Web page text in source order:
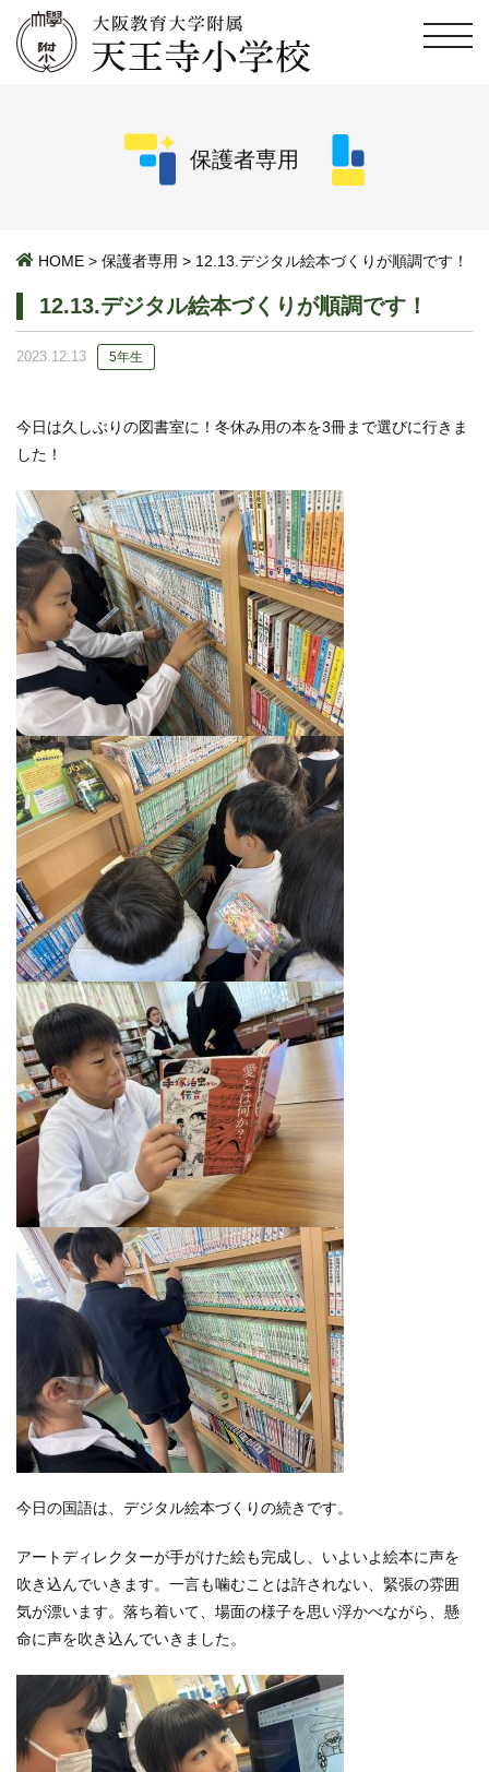
保護者専用
HOME > 保護者専用 > 12.13.デジタル絵本づくりが順調です！
12.13.デジタル絵本づくりが順調です！
2023.12.13 5年生
今日は久しぶりの図書室に！冬休み用の本を3冊まで選びに行きま
した！
今日の国語は、デジタル絵本づくりの続きです。
アートディレクターが手がけた絵も完成し、いよいよ絵本に声を
吹き込んでいきます。一言も噛むことは許されない、緊張の雰囲
気が漂います。落ち着いて、場面の様子を思い浮かべながら、懸
命に声を吹き込んでいきました。